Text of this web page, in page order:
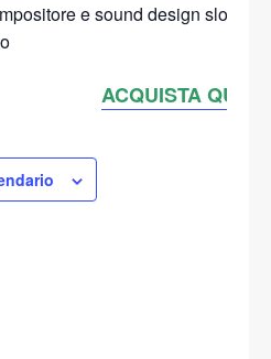
e sound design
ACQUISTA QUI